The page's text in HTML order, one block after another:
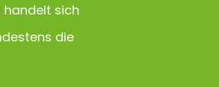
handelt sich
die